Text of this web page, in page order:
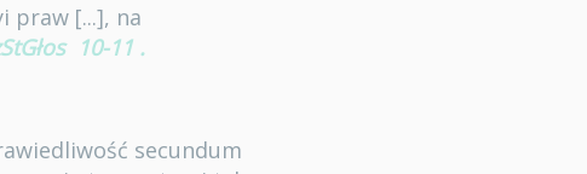
praw [...], na
10-11 .
secundum